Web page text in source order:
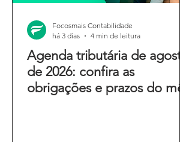
Agenda tributária de agosto
de 2026: confira as
obrigações e prazos do mês
Focosmais Contabilidade
há 3 dias
4 min de leitura